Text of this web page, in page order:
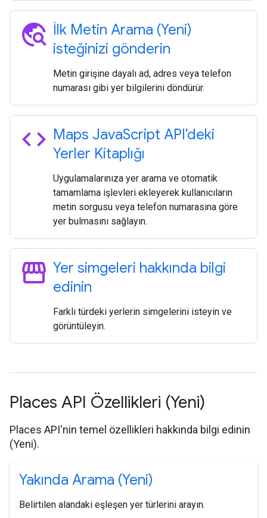
travel_explore İlk Metin Arama (Yeni)
isteğinizi gönderin
Metin girişine dayalı ad, adres veya telefon
numarası gibi yer bilgilerini döndürür.
code Maps JavaScript API'deki
Yerler Kitaplığı
Uygulamalarınıza yer arama ve otomatik
tamamlama işlevleri ekleyerek kullanıcıların
metin sorgusu veya telefon numarasına göre
yer bulmasını sağlayın.
storefront Yer simgeleri hakkında bilgi
edinin
Farklı türdeki yerlerin simgelerini isteyin ve
görüntüleyin.
Places API Özellikleri (Yeni)
Places API'nin temel özellikleri hakkında bilgi edinin
(Yeni).
Yakında Arama (Yeni)
Belirtilen alandaki eşleşen yer türlerini arayın.